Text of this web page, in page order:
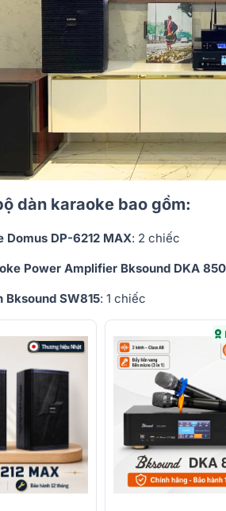
dàn karaoke bao gồm:
Domus DP-6212 MAX: 2 chiếc
Power Amplifier Bksound DKA
Bksound SW815: 1 chiếc